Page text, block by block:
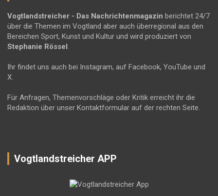
Vogtlandstreicher - Das Nachrichtenmagazin berichtet 24/7
über die Themen im Vogtland aber auch überregional aus den
Bereichen Sport, Kunst und Kultur und wird produziert von
Stephanie Rössel .
Ihr findet uns auch bei Instagram, auf Facebook, YouTube und
X.
Für Anfragen, Themenvorschläge oder Kritik erreicht ihr die
Redaktion über unser Kontaktformular auf der rechten Seite.
Vogtlandstreicher APP